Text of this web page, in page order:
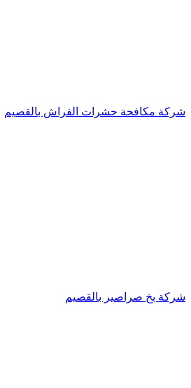
شركة مكافحة حشرات الفراش بالقصيم
شركة بخ صراصير بالقصيم